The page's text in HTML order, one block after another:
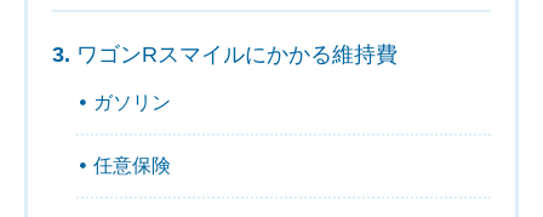
ワゴンRスマイルにかかる維持費
ガソリン
任意保険